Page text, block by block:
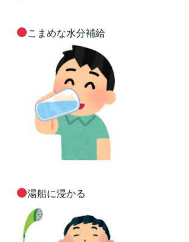
こまめな水分補給
湯船に浸かる